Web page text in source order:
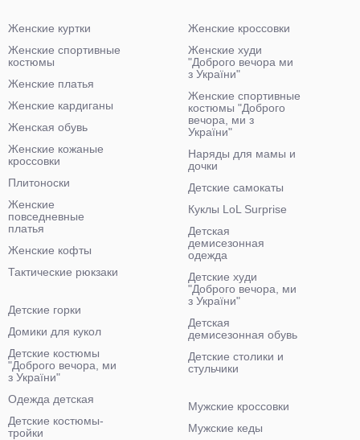
Женские куртки
Женские спортивные
костюмы
Женские платья
Женские кардиганы
Женская обувь
Женские кожаные
кроссовки
Плитоноски
Женские
повседневные
платья
Женские кофты
Тактические рюкзаки
Женские кроссовки
Женские худи
"Доброго вечора ми
з України"
Женские спортивные
костюмы "Доброго
вечора, ми з
України"
Наряды для мамы и
дочки
Детские самокаты
Куклы LoL Surprise
Детская
демисезонная
одежда
Детские худи
"Доброго вечора, ми
з України"
Детская
демисезонная обувь
Детские столики и
стульчики
Детские горки
Домики для кукол
Детские костюмы
"Доброго вечора, ми
з України"
Одежда детская
Детские костюмы-
тройки
Мужские кроссовки
Мужские кеды